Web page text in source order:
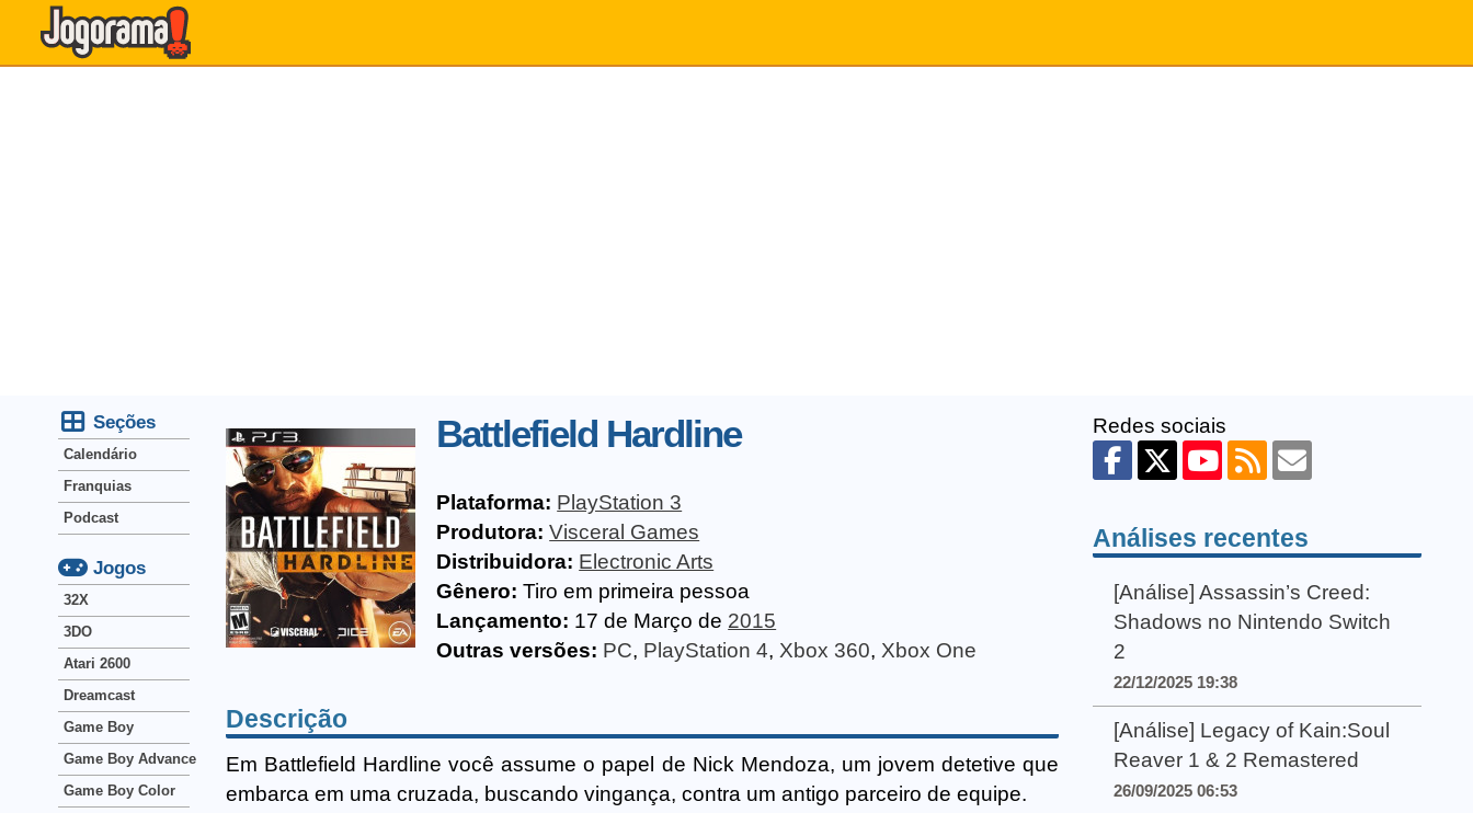
Battlefield Hardline
Plataforma: PlayStation 3
Produtora: Visceral Games
Distribuidora: Electronic Arts
Gênero: Tiro em primeira pessoa
Lançamento: 17 de Março de 2015
Outras versões: PC, PlayStation 4, Xbox 360, Xbox One
Descrição
Em Battlefield Hardline você assume o papel de Nick Mendoza, um jovem detetive que
embarca em uma cruzada, buscando vingança, contra um antigo parceiro de equipe.
Seções
Calendário
Franquias
Podcast
Jogos
32X
3DO
Atari 2600
Dreamcast
Game Boy
Game Boy Advance
Game Boy Color
Redes sociais
Análises recentes
[Análise] Assassin’s Creed:
Shadows no Nintendo Switch
2
22/12/2025 19:38
[Análise] Legacy of Kain:Soul
Reaver 1 & 2 Remastered
26/09/2025 06:53